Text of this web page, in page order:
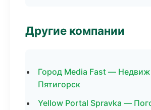
Другие компании
Город Media Fast —
Пятигорск
Yellow Portal Spravka —